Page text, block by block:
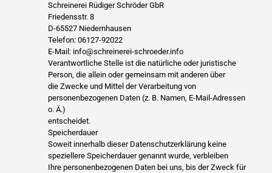
Schreinerei Rüdiger Schröder GbR
Friedensstr. 8
D-65527 Niedernhausen
Telefon: 06127-92022
E-Mail: info@schreinerei-schroeder.info
Verantwortliche Stelle ist die natürliche oder juristische
Person, die allein oder gemeinsam mit anderen über
die Zwecke und Mittel der Verarbeitung von
personenbezogenen Daten (z. B. Namen, E-Mail-Adressen
o. Ä.)
entscheidet.
Speicherdauer
Soweit innerhalb dieser Datenschutzerklärung keine
speziellere Speicherdauer genannt wurde, verbleiben
Ihre personenbezogenen Daten bei uns, bis der Zweck für